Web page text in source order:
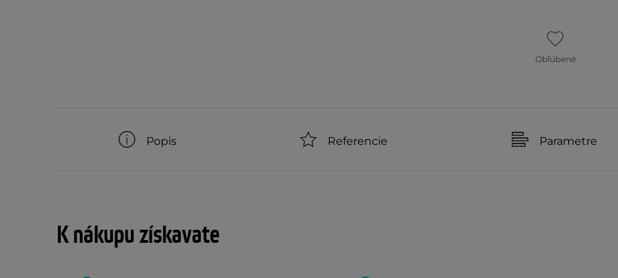
Obľúbené
Popis Referencie Parametre
K nákupu získavate